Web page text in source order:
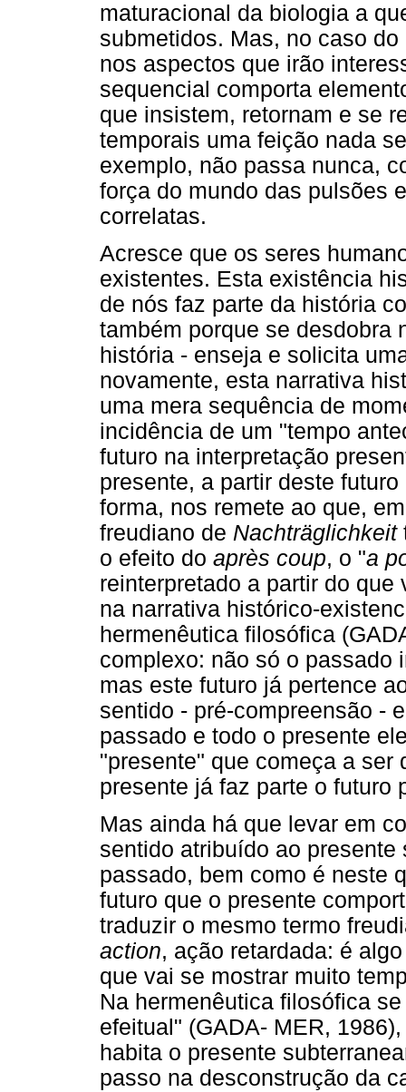
maturacional da biologia a
submetidos. Mas, no caso
nos aspectos que irão
sequencial comporta
que insistem, retornam e se
temporais uma feição nada
exemplo, não passa nunca,
força do mundo das pulsões
correlatas.
Acresce que os seres
existentes. Esta existência
de nós faz parte da história
também porque se desdobra
história - enseja e solicita
novamente, esta narrativa
uma mera sequência de
incidência de um "tempo
futuro na interpretação
presente, a partir deste
forma, nos remete ao que,
freudiano de Nachträglichkeit
o efeito do après coup, o "a
reinterpretado a partir do
na narrativa histórico-
hermenêutica filosófica
complexo: não só o passado
mas este futuro já pertence
sentido - pré-compreensão -
passado e todo o presente
"presente" que começa a
presente já faz parte o futuro
Mas ainda há que levar em
sentido atribuído ao
passado, bem como é neste
futuro que o presente
traduzir o mesmo termo
action, ação retardada: é
que vai se mostrar muito
Na hermenêutica filosófica
efeitual" (GADA- MER,
habita o presente
passo na desconstrução da